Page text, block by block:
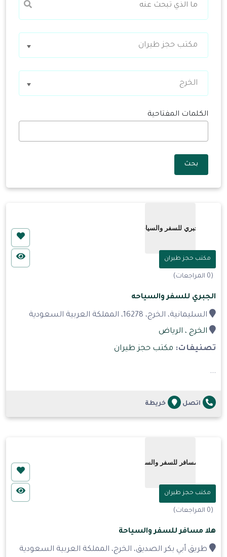
مكتب حجز طيران
الخرج
الكلمات المفتاحية
بحث
مكتب حجز طيران
(0 المراجعات)
الجبري للسفر والسياحه
السليمانية، الخرج، 16278، المملكة العربية السعودية
الخرج ، الرياض
تصنيفات: مكتب حجز طيران
...
اتصل خريطة
مكتب حجز طيران
(0 المراجعات)
هلا مسافر للسفر والسياحة
طريق أبي بكر الصديق، الخرج، المملكة العربية السعودية